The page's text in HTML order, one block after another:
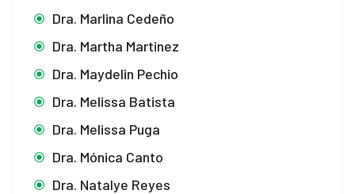
Dra. Marlina Cedeño
Dra. Martha Martinez
Dra. Maydelin Pechio
Dra. Melissa Batista
Dra. Melissa Puga
Dra. Mónica Canto
Dra. Natalye Reyes